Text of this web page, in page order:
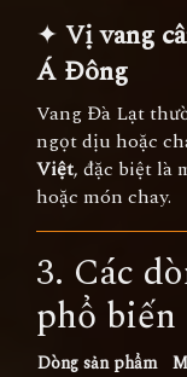
✦ Vị vang
Á Đông
Vang Đà Lạt
ngọt dịu hoặc
Việt, đặc biệt là
hoặc món chay.
3. Các
phổ biến
Dòng sản phẩm